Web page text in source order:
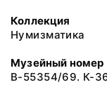
Коллекция
Нумизматика
Музейный номер
В-55354/69. К-